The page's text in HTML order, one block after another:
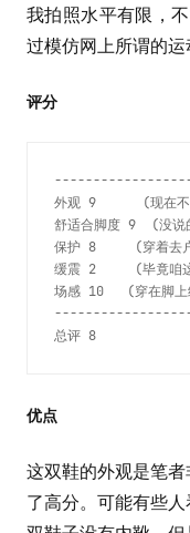
我拍照水平有限，
过模仿网上所谓的运
评分
外观 9      (现在不
舒适合脚度 9  (没说
保护 8     (穿着去户
缓震 2     (毕竟咱
场感 10   (穿在脚上
总评 8
优点
这双鞋的外观是笔
了高分。可能有些